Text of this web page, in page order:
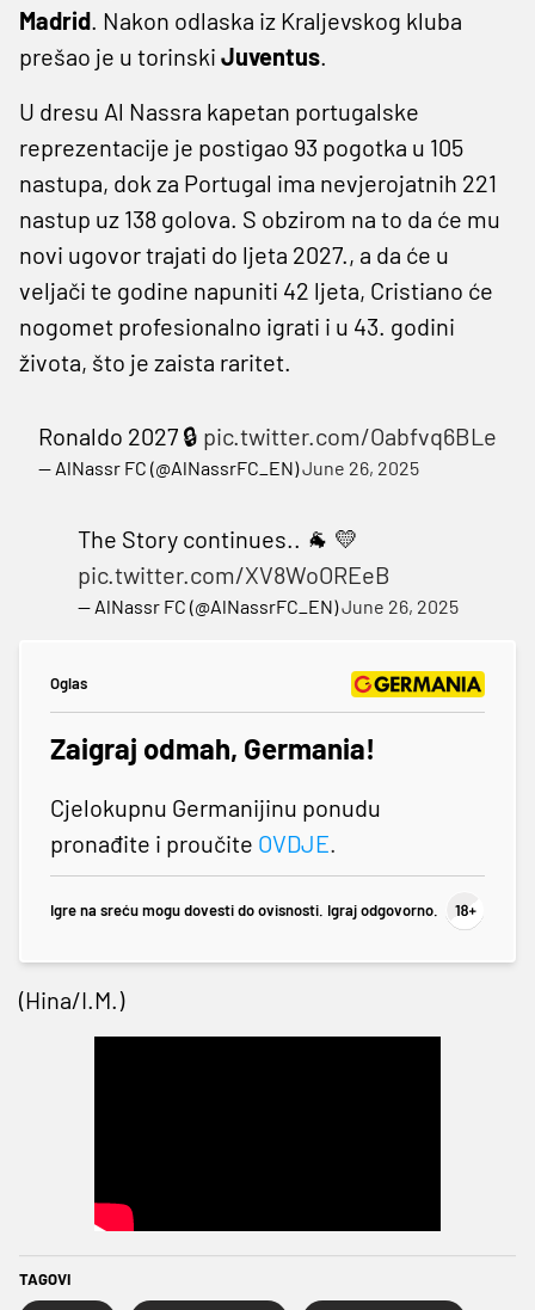
Madrid. Nakon odlaska iz Kraljevskog kluba
prešao je u torinski Juventus.
U dresu Al Nassra kapetan portugalske
reprezentacije je postigao 93 pogotka u 105
nastupa, dok za Portugal ima nevjerojatnih 221
nastup uz 138 golova. S obzirom na to da će mu
novi ugovor trajati do ljeta 2027., a da će u
veljači te godine napuniti 42 ljeta, Cristiano će
nogomet profesionalno igrati i u 43. godini
života, što je zaista raritet.
Ronaldo 2027 🔒 pic.twitter.com/Oabfvq6BLe
— AlNassr FC (@AlNassrFC_EN)June 26, 2025
The Story continues.. 🐐 💛
pic.twitter.com/XV8WoOREeB
— AlNassr FC (@AlNassrFC_EN)June 26, 2025
Oglas
Zaigraj odmah, Germania!
Cjelokupnu Germanijinu ponudu
pronađite i proučite OVDJE.
Igre na sreću mogu dovesti do ovisnosti. Igraj odgovorno.
(Hina/I.M.)
TAGOVI